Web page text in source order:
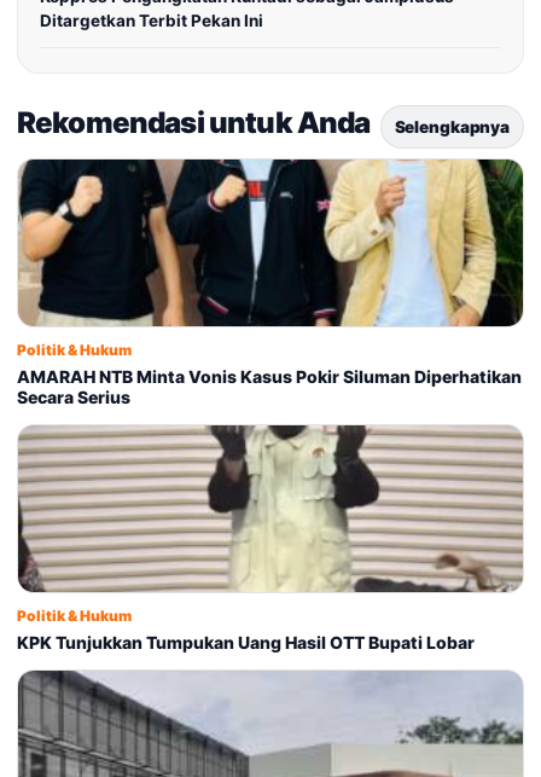
Ditargetkan Terbit Pekan Ini
Rekomendasi untuk Anda Selengkapnya
Politik & Hukum
AMARAH NTB Minta Vonis Kasus Pokir Siluman Diperhatikan
Secara Serius
Politik & Hukum
KPK Tunjukkan Tumpukan Uang Hasil OTT Bupati Lobar